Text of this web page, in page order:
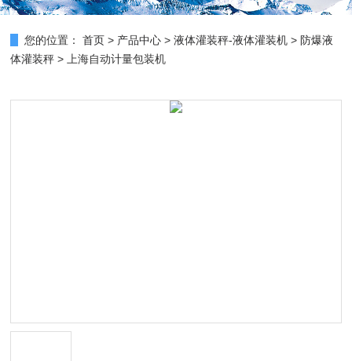
您的位置： 首页 > 产品中心 >液体灌装秤-液体灌装机 > 防爆液
体灌装秤 > 上海自动计量包装机